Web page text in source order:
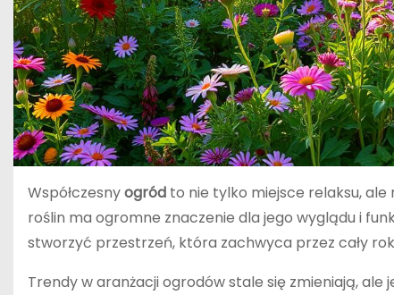
Współczesnyogród to nie tylko miejsce relaksu,
roślin ma ogromne znaczenie dla jego wyglądu i
stworzyć przestrzeń, która zachwyca przez cały
Trendy w aranżacji ogrodów stale się zmieniają,